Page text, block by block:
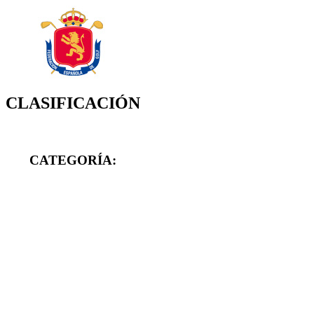
CLASIFICACIÓN
CATEGORÍA: